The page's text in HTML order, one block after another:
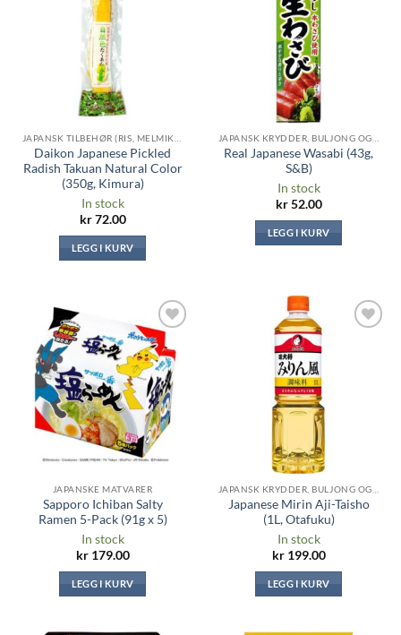
Daikon Japanese Pickled
Radish Takuan Natural Color
(350g, Kimura)
In stock
kr72.00
LEGG I KURV
Real Japanese Wasabi (43g,
S&B)
In stock
kr52.00
LEGG I KURV
Legg til i
ønskeliste
JAPANSKE MATVARER
Sapporo Ichiban Salty
Ramen 5-Pack (91g x 5)
In stock
kr179.00
LEGG I KURV
Japanese Mirin Aji-Taisho
(1L, Otafuku)
In stock
kr199.00
LEGG I KURV